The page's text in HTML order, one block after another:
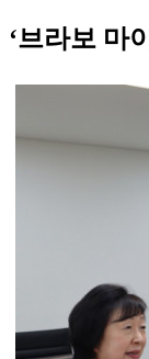
‘브라보 마